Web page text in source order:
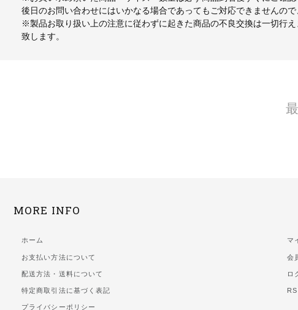
後日のお問い合わせにはいかなる場合であってもご対応できませんの
※製品お取り扱い上の注意に従わずに起きた商品の不良交換は一切行
致します。
MORE INFO
ホーム
お支払い方法について
配送方法・送料について
特定商取引法に基づく表記
プライバシーポリシー
マ
会
ロ